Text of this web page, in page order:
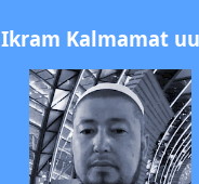
Ikram Kalmamat